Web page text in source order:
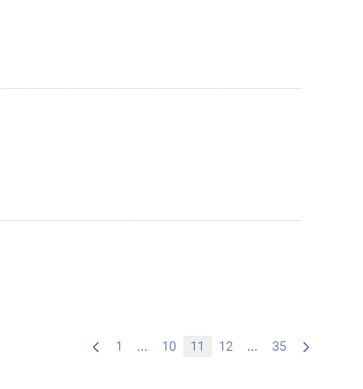
1 ... Zwischenseiten Navigieren mit TAB-
10 11 12 ... Zwischenseiten
35